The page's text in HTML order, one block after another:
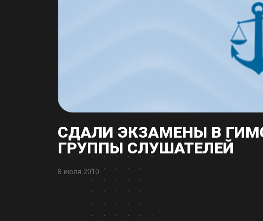
СДАЛИ ЭКЗАМЕНЫ В
ГРУППЫ СЛУШАТЕЛЕЙ
8 июля 2010